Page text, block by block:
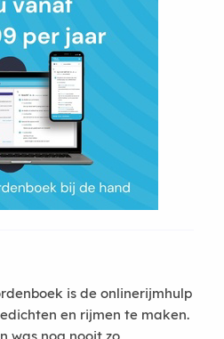
is de onlinerijmhulp
en rijmen te maken.
was nog nooit zo